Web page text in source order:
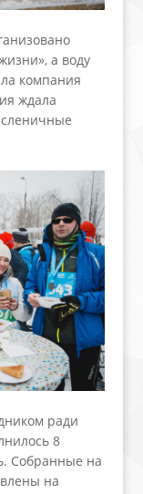
а воду
компания
ждала
ради
8
Собранные на
на